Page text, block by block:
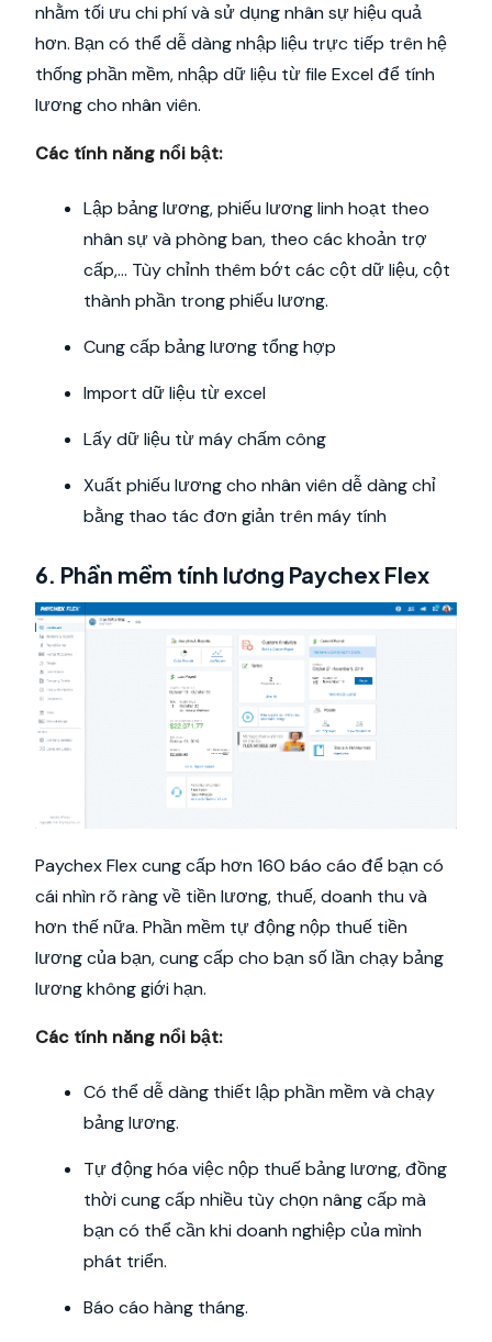
nhằm tối ưu chi phí và sử dụng nhân sự hiệu quả
hơn. Bạn có thể dễ dàng nhập liệu trực tiếp trên hệ
thống phần mềm, nhập dữ liệu từ file Excel để tính
lương cho nhân viên.
Các tính năng nổi bật:
Lập bảng lương, phiếu lương linh hoạt theo
nhân sự và phòng ban, theo các khoản trợ
cấp,… Tùy chỉnh thêm bớt các cột dữ liệu, cột
thành phần trong phiếu lương.
Cung cấp bảng lương tổng hợp
Import dữ liệu từ excel
Lấy dữ liệu từ máy chấm công
Xuất phiếu lương cho nhân viên dễ dàng chỉ
bằng thao tác đơn giản trên máy tính
6. Phần mềm tính lương Paychex Flex
Paychex Flex cung cấp hơn 160 báo cáo để bạn có
cái nhìn rõ ràng về tiền lương, thuế, doanh thu và
hơn thế nữa. Phần mềm tự động nộp thuế tiền
lương của bạn, cung cấp cho bạn số lần chạy bảng
lương không giới hạn.
Các tính năng nổi bật:
Có thể dễ dàng thiết lập phần mềm và chạy
bảng lương.
Tự động hóa việc nộp thuế bảng lương, đồng
thời cung cấp nhiều tùy chọn nâng cấp mà
bạn có thể cần khi doanh nghiệp của mình
phát triển.
Báo cáo hàng tháng.